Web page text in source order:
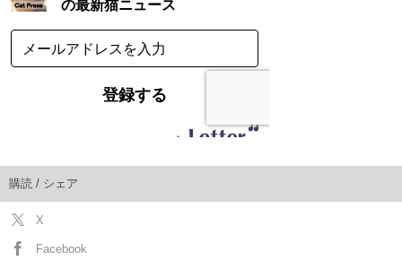
購読 / シェア
X
Facebook